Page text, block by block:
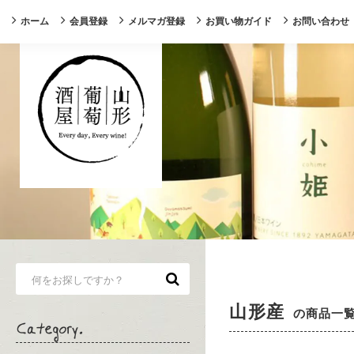
ホーム 会員登録 メルマガ登録 お買い物ガイド お問い合わせ
山形産 の商品一